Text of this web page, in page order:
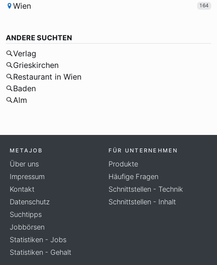
Wien
164
ANDERE SUCHTEN
Verlag
Grieskirchen
Restaurant in Wien
Baden
Alm
METAJOB
Über uns
Impressum
Kontakt
Datenschutz
Suchtipps
Jobbörsen
Statistiken - Jobs
Statistiken - Gehalt
FÜR UNTERNEHMEN
Produkte
Häufige Fragen
Schnittstellen - Technik
Schnittstellen - Inhalt